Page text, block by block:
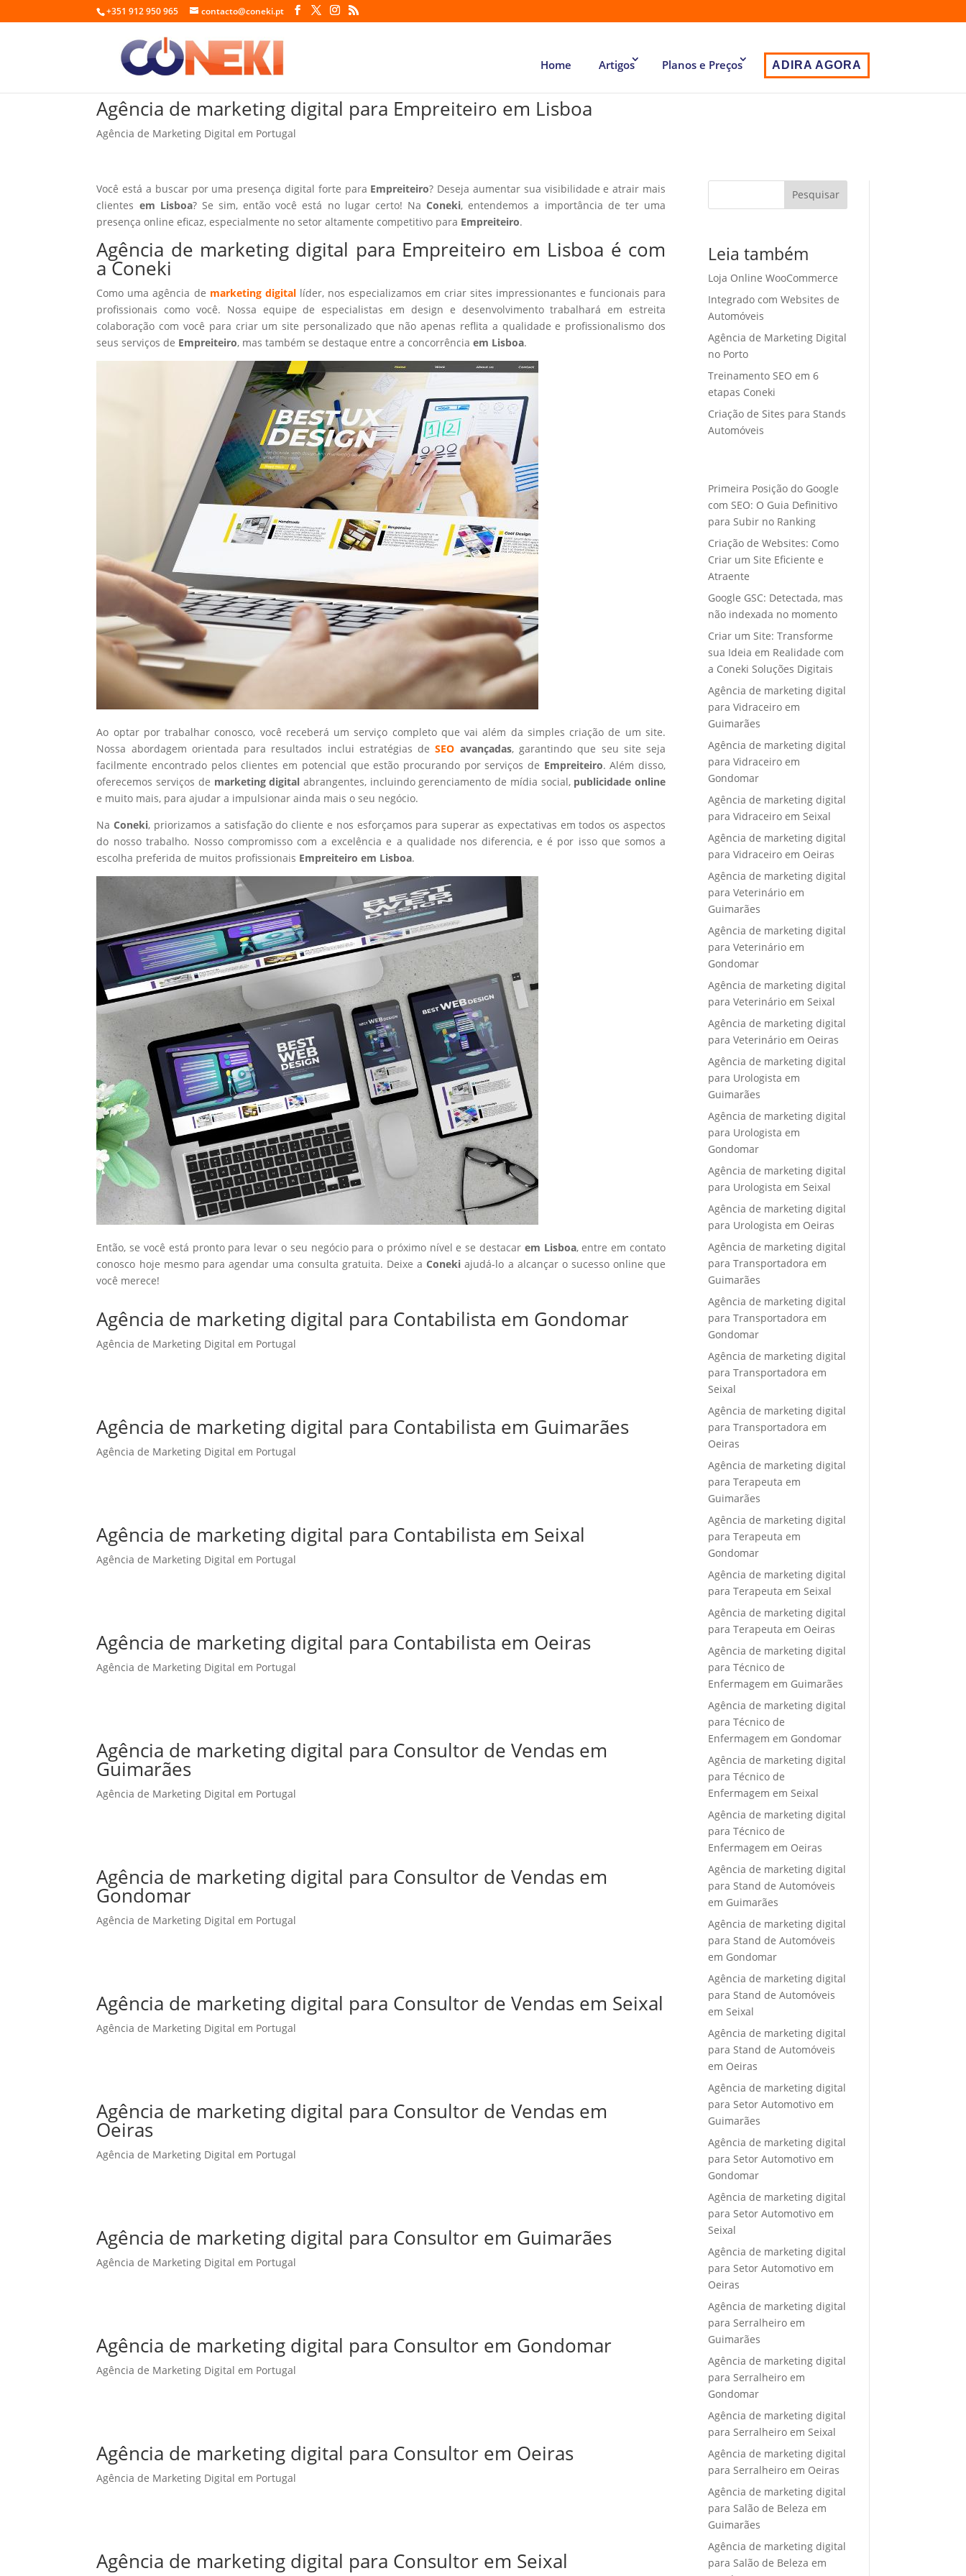
+351 912 950 965 contacto@coneki.pt
Home Artigos Planos e Preços ADIRA AGORA
Agência de marketing digital para Empreiteiro em Lisboa
Agência de Marketing Digital em Portugal
Você está a buscar por uma presença digital forte para Empreiteiro? Deseja aumentar sua visibilidade e atrair mais
clientes em Lisboa? Se sim, então você está no lugar certo! NaConeki, entendemos a importância de ter uma
presença online eficaz, especialmente no setor altamente competitivo para Empreiteiro.
Agência de marketing digital para Empreiteiro em Lisboa é com
a Coneki
Como uma agência de marketing digitallíder, nos especializamos em criar sites impressionantes e funcionais para
profissionais como você. Nossa equipe de especialistas em design e desenvolvimento trabalhará em estreita
colaboração com você para criar um site personalizado que não apenas reflita a qualidade e profissionalismo dos
seus serviços de Empreiteiro, mas também se destaque entre a concorrênciaem Lisboa.
Ao optar por trabalhar conosco, você receberá um serviço completo que vai além da simples criação de um site.
Nossa abordagem orientada para resultados inclui estratégias deSEO avançadas, garantindo que seu site seja
facilmente encontrado pelos clientes em potencial que estão procurando por serviços de Empreiteiro. Além disso,
oferecemos serviços de marketing digital abrangentes, incluindo gerenciamento de mídia social, publicidade online
e muito mais, para ajudar a impulsionar ainda mais o seu negócio.
NaConeki, priorizamos a satisfação do cliente e nos esforçamos para superar as expectativas em todos os aspectos
do nosso trabalho. Nosso compromisso com a excelência e a qualidade nos diferencia, e é por isso que somos a
escolha preferida de muitos profissionais Empreiteiro em Lisboa.
Então, se você está pronto para levar o seu negócio para o próximo nível e se destacar em Lisboa, entre em contato
conosco hoje mesmo para agendar uma consulta gratuita. Deixe aConeki ajudá-lo a alcançar o sucesso online que
você merece!
Agência de marketing digital para Contabilista em Gondomar
Agência de Marketing Digital em Portugal
Agência de marketing digital para Contabilista em Guimarães
Agência de Marketing Digital em Portugal
Agência de marketing digital para Contabilista em Seixal
Agência de Marketing Digital em Portugal
Agência de marketing digital para Contabilista em Oeiras
Agência de Marketing Digital em Portugal
Agência de marketing digital para Consultor de Vendas em
Guimarães
Agência de Marketing Digital em Portugal
Agência de marketing digital para Consultor de Vendas em
Gondomar
Agência de Marketing Digital em Portugal
Agência de marketing digital para Consultor de Vendas em Seixal
Agência de Marketing Digital em Portugal
Agência de marketing digital para Consultor de Vendas em
Oeiras
Agência de Marketing Digital em Portugal
Agência de marketing digital para Consultor em Guimarães
Agência de Marketing Digital em Portugal
Agência de marketing digital para Consultor em Gondomar
Agência de Marketing Digital em Portugal
Agência de marketing digital para Consultor em Oeiras
Agência de Marketing Digital em Portugal
Agência de marketing digital para Consultor em Seixal
Pesquisar
Leia também
Loja Online WooCommerce
Integrado com Websites de
Automóveis
Agência de Marketing Digital
no Porto
Treinamento SEO em 6
etapas Coneki
Criação de Sites para Stands
Automóveis
Primeira Posição do Google
com SEO: O Guia Definitivo
para Subir no Ranking
Criação de Websites: Como
Criar um Site Eficiente e
Atraente
Google GSC: Detectada, mas
não indexada no momento
Criar um Site: Transforme
sua Ideia em Realidade com
a Coneki Soluções Digitais
Agência de marketing digital
para Vidraceiro em
Guimarães
Agência de marketing digital
para Vidraceiro em
Gondomar
Agência de marketing digital
para Vidraceiro em Seixal
Agência de marketing digital
para Vidraceiro em Oeiras
Agência de marketing digital
para Veterinário em
Guimarães
Agência de marketing digital
para Veterinário em
Gondomar
Agência de marketing digital
para Veterinário em Seixal
Agência de marketing digital
para Veterinário em Oeiras
Agência de marketing digital
para Urologista em
Guimarães
Agência de marketing digital
para Urologista em
Gondomar
Agência de marketing digital
para Urologista em Seixal
Agência de marketing digital
para Urologista em Oeiras
Agência de marketing digital
para Transportadora em
Guimarães
Agência de marketing digital
para Transportadora em
Gondomar
Agência de marketing digital
para Transportadora em
Seixal
Agência de marketing digital
para Transportadora em
Oeiras
Agência de marketing digital
para Terapeuta em
Guimarães
Agência de marketing digital
para Terapeuta em
Gondomar
Agência de marketing digital
para Terapeuta em Seixal
Agência de marketing digital
para Terapeuta em Oeiras
Agência de marketing digital
para Técnico de
Enfermagem em Guimarães
Agência de marketing digital
para Técnico de
Enfermagem em Gondomar
Agência de marketing digital
para Técnico de
Enfermagem em Seixal
Agência de marketing digital
para Técnico de
Enfermagem em Oeiras
Agência de marketing digital
para Stand de Automóveis
em Guimarães
Agência de marketing digital
para Stand de Automóveis
em Gondomar
Agência de marketing digital
para Stand de Automóveis
em Seixal
Agência de marketing digital
para Stand de Automóveis
em Oeiras
Agência de marketing digital
para Setor Automotivo em
Guimarães
Agência de marketing digital
para Setor Automotivo em
Gondomar
Agência de marketing digital
para Setor Automotivo em
Seixal
Agência de marketing digital
para Setor Automotivo em
Oeiras
Agência de marketing digital
para Serralheiro em
Guimarães
Agência de marketing digital
para Serralheiro em
Gondomar
Agência de marketing digital
para Serralheiro em Seixal
Agência de marketing digital
para Serralheiro em Oeiras
Agência de marketing digital
para Salão de Beleza em
Guimarães
Agência de marketing digital
para Salão de Beleza em